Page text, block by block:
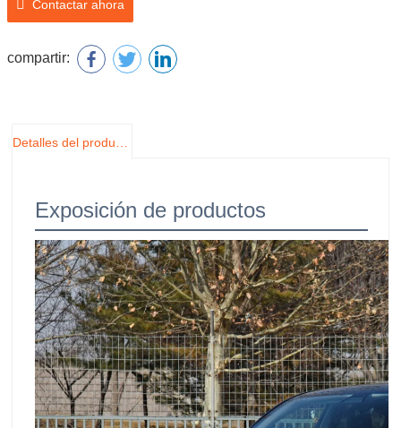
Contactar ahora
compartir:
Exposición de productos